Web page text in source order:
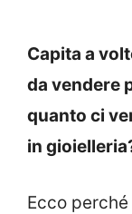
Capita a
da vendere
quanto ci
in
Ecco